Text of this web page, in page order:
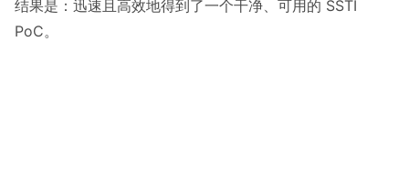
结果是：迅速且高效地得到了一个干净、可用的 SSTI
PoC。